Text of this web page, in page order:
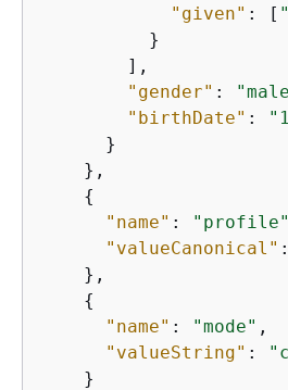
"given" : [
          }
        ],
"gender" :
"birthDate" :
      }
    },
{
"name" : "profile"
"valueCanonical"
    },
{
"name" : "mode" ,
"valueString" :
    }